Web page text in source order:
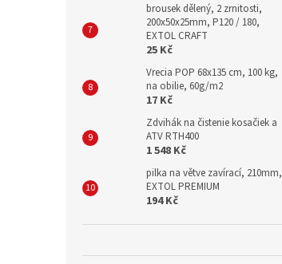
brousek dělený, 2 zrnitosti,
200x50x25mm, P120 / 180,
EXTOL CRAFT
25 Kč
Vrecia POP 68x135 cm, 100 kg,
na obilie, 60g/m2
17 Kč
Zdvihák na čistenie kosačiek a
ATV RTH400
1 548 Kč
pilka na větve zavírací, 210mm,
EXTOL PREMIUM
194 Kč